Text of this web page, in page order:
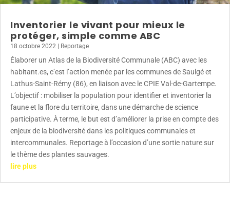
Inventorier le vivant pour mieux le
protéger, simple comme ABC
18 octobre 2022 Reportage
Élaborer un Atlas de la Biodiversité Communale (ABC) avec les
habitant.es, c’est l’action menée par les communes de Saulgé et
Lathus-Saint-Rémy (86), en liaison avec le CPIE Val-de-Gartempe.
L’objectif : mobiliser la population pour identifier et inventorier la
faune et la flore du territoire, dans une démarche de science
participative. À terme, le but est d’améliorer la prise en compte des
enjeux de la biodiversité dans les politiques communales et
intercommunales. Reportage à l’occasion d’une sortie nature sur
le thème des plantes sauvages.
lire plus